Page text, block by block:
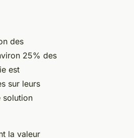
des
25% des
est
sur leurs
solution
la valeur